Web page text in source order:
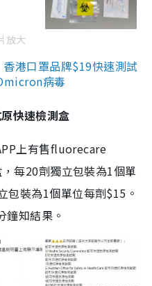
放大
港口罩品牌$19快速測試
病毒
快速檢測盒
上有售fluorecare
每20劑獨立包裝為1個單
裝為1個單位每劑$15。
鐘知結果。